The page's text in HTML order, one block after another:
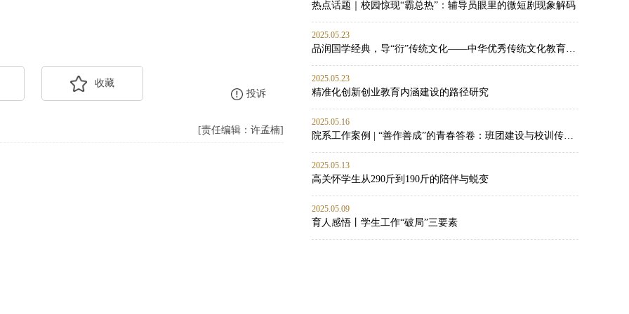
收藏
投诉
[责任编辑：许孟楠]
热点话题｜校园惊现“霸总热”：辅导员眼里的微短剧现象解码
2025.05.23
品润国学经典，导“衍”传统文化——中华优秀传统文化教育实践
2025.05.23
精准化创新创业教育内涵建设的路径研究
2025.05.16
院系工作案例 | “善作善成”的青春答卷：班团建设与校训传承的双向赋能实践
2025.05.13
高关怀学生从290斤到190斤的陪伴与蜕变
2025.05.09
育人感悟丨学生工作“破局”三要素